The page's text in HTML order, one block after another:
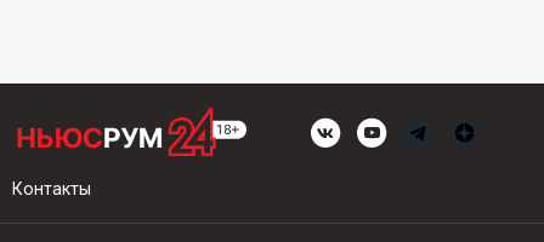
Контакты